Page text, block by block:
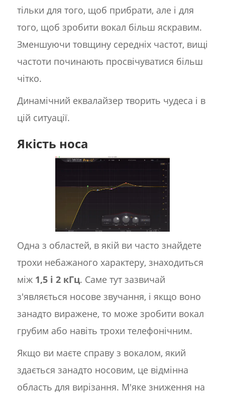
тільки для того, щоб прибрати, але і для
того, щоб зробити вокал більш яскравим.
Зменшуючи товщину середніх частот, вищі
частоти починають просвічуватися більш
чітко.
Динамічний еквалайзер творить чудеса і в
цій ситуації.
Якість носа
Одна з областей, в якій ви часто знайдете
трохи небажаного характеру, знаходиться
між 1,5 і 2 кГц. Саме тут зазвичай
з'являється носове звучання, і якщо воно
занадто виражене, то може зробити вокал
грубим або навіть трохи телефонічним.
Якщо ви маєте справу з вокалом, який
здається занадто носовим, це відмінна
область для вирізання. М'яке зниження на